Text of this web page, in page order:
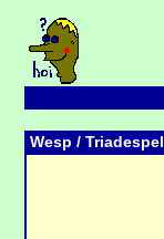
Wesp / Triadespel